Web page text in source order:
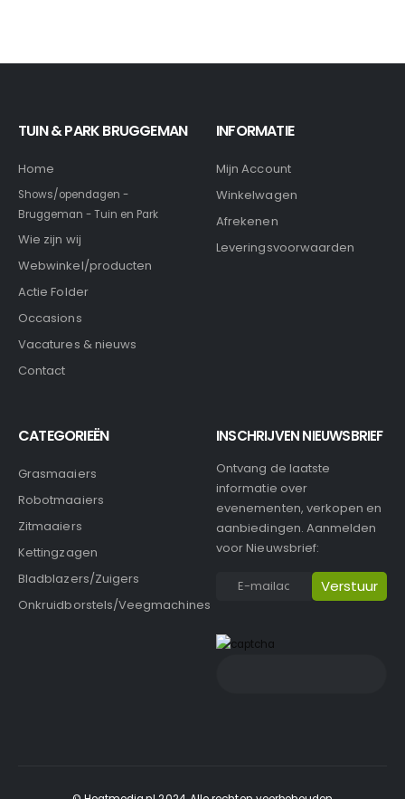
TUIN & PARK BRUGGEMAN
Home
Shows/opendagen -
Bruggeman - Tuin en Park
Wie zijn wij
Webwinkel/producten
Actie Folder
Occasions
Vacatures & nieuws
Contact
INFORMATIE
Mijn Account
Winkelwagen
Afrekenen
Leveringsvoorwaarden
CATEGORIEËN
Grasmaaiers
Robotmaaiers
Zitmaaiers
Kettingzagen
Bladblazers/Zuigers
Onkruidborstels/Veegmachines
INSCHRIJVEN NIEUWSBRIEF
Ontvang de laatste
informatie over
evenementen, verkopen en
aanbiedingen. Aanmelden
voor Nieuwsbrief: